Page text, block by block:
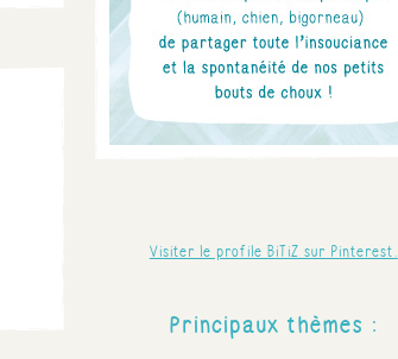
Visiter le profile BiTiZ sur Pinterest.
Principaux thèmes :